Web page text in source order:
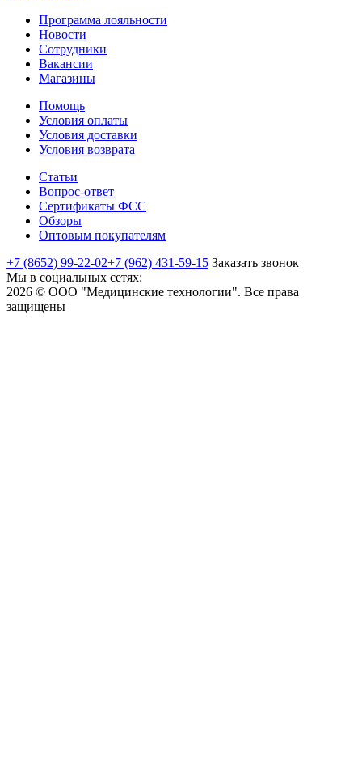
Программа лояльности
Новости
Сотрудники
Вакансии
Магазины
Помощь
Условия оплаты
Условия доставки
Условия возврата
Статьи
Вопрос-ответ
Сертификаты ФСС
Обзоры
Оптовым покупателям
+7 (8652) 99-22-02+7 (962) 431-59-15 Заказать звонок
Мы в социальных сетях:
2026 © ООО "Медицинские технологии". Все права
защищены